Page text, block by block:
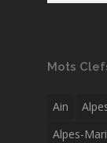
Mots
Ain
Alpes-